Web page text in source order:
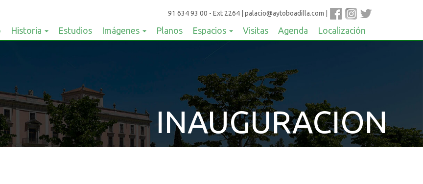
91 634 93 00 - Ext 2264 palacio@aytoboadilla.com
Historia Estudios Imágenes Planos Espacios Visitas Agenda Localización
INAUGURACION